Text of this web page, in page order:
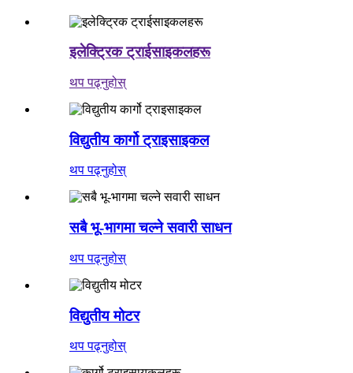
इलेक्ट्रिक ट्राईसाइकलहरू
थप पढ्नुहोस्
विद्युतीय कार्गो ट्राइसाइकल
थप पढ्नुहोस्
सबै भू-भागमा चल्ने सवारी साधन
थप पढ्नुहोस्
विद्युतीय मोटर
थप पढ्नुहोस्